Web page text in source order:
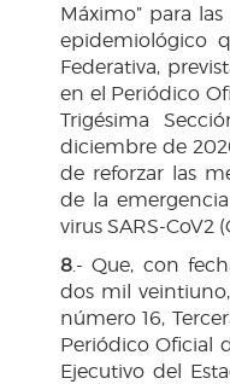
Máximo” para
epidemiológico
Federativa,
en el Periódico
Trigésima
diciembre de
de reforzar las
de la
virus SARS-CoV2
8 .- Que, con
dos mil
número 16,
Periódico Oficial
Ejecutivo del